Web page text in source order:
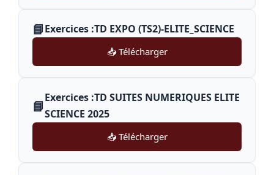
📘Exercices :TD EXPO (TS2)-ELITE_SCIENCE
📥 Télécharger
📘
Exercices :TD SUITES NUMERIQUES ELITE
SCIENCE 2025
📥 Télécharger